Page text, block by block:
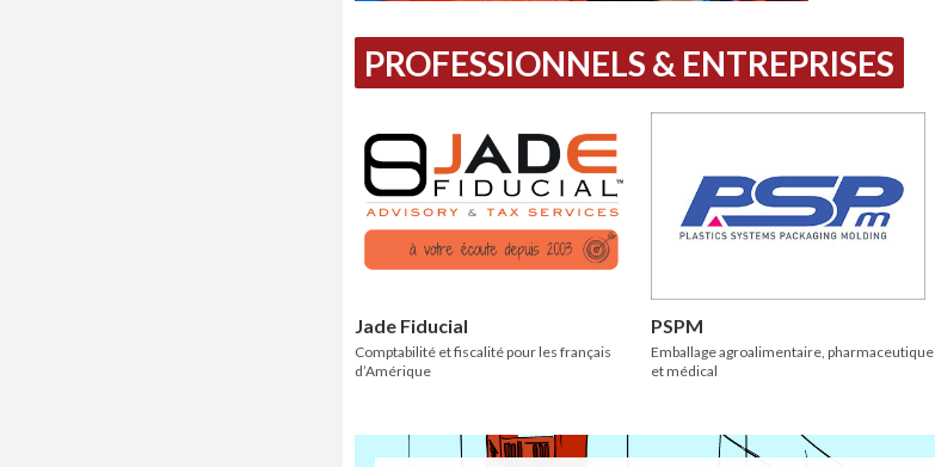
PROFESSIONNELS & ENTREPRISES
Jade Fiducial
Comptabilité et fiscalité pour les français
d’Amérique
PSPM
Emballage agroalimentaire, pharmaceutique
et médical